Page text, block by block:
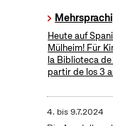
Heute auf
Mülheim! Für
la Biblioteca
partir de los 3
4. bis9.7.2024